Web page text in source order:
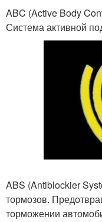
ABC (Active Body
Система активной
ABS (Antiblockier
тормозов.
торможении